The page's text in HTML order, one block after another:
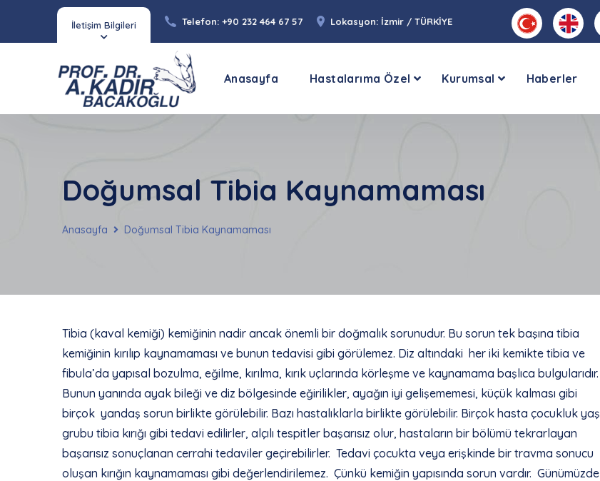
İletişim Bilgileri Telefon: +90 232 464 67 57 Lokasyon: İzmir / TÜRKİYE
Anasayfa Hastalarıma Özel Kurumsal Haberler
Doğumsal Tibia Kaynamaması
Anasayfa Doğumsal Tibia Kaynamaması
Tibia (kaval kemiği) kemiğinin nadir ancak önemli bir doğmalık sorunudur. Bu sorun tek başına tibia
kemiğinin kırılıp kaynamaması ve bunun tedavisi gibi görülemez. Diz altındaki her iki kemikte tibia ve
fibula’da yapısal bozulma, eğilme, kırılma, kırık uçlarında körleşme ve kaynamama başlıca bulgularıdır.
Bunun yanında ayak bileği ve diz bölgesinde eğirilikler, ayağın iyi gelişememesi, küçük kalması gibi
birçok yandaş sorun birlikte görülebilir. Bazı hastalıklarla birlikte görülebilir. Birçok hasta çocukluk yaş
grubu tibia kırığı gibi tedavi edilirler, alçılı tespitler başarısız olur, hastaların bir bölümü tekrarlayan
başarısız sonuçlanan cerrahi tedaviler geçirebilirler. Tedavi çocukta veya erişkinde bir travma sonucu
oluşan kırığın kaynamaması gibi değerlendirilemez. Çünkü kemiğin yapısında sorun vardır. Günümüzde